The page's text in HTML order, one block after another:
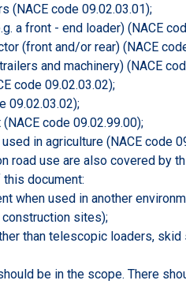
(NACE code 09.02.03.01);
a front - end loader) (NACE
(front and/or rear) (NACE
and machinery) (NACE
code 09.02.03.02);
09.02.03.02);
code 09.02.99.00);
in agriculture (NACE code
road use are also covered by
document:
when used in another
sites);
than telescopic loaders,
be in the scope. There